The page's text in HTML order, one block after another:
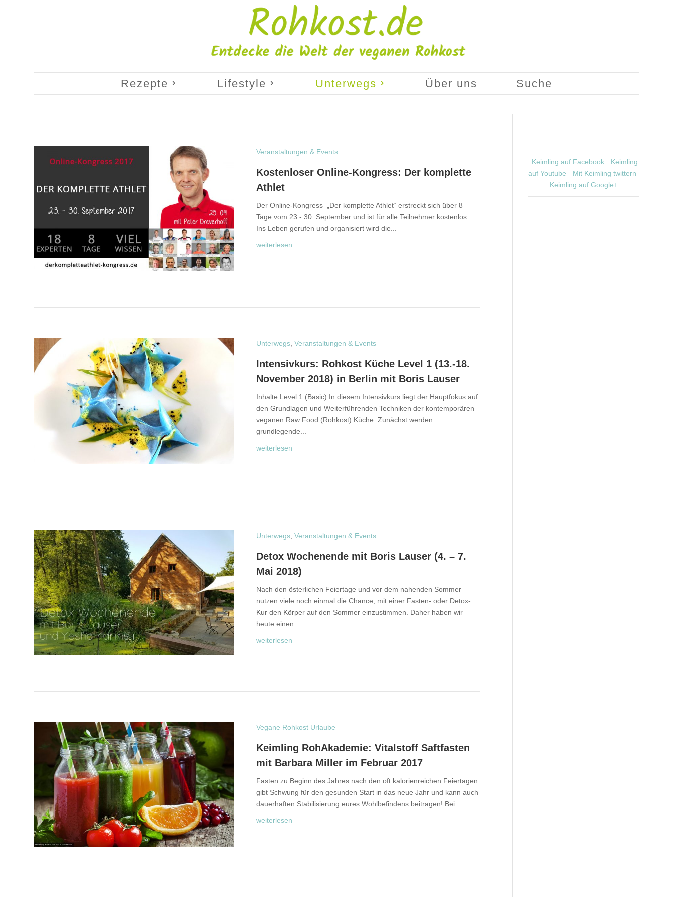
Rezepte Lifestyle Unterwegs Über uns Suche
Veranstaltungen & Events
Kostenloser Online-Kongress: Der komplette
Athlet
Der Online-Kongress „Der komplette Athlet“ erstreckt sich über 8
Tage vom 23.- 30. September und ist für alle Teilnehmer kostenlos.
Ins Leben gerufen und organisiert wird die...
weiterlesen
Unterwegs ,Veranstaltungen & Events
Intensivkurs: Rohkost Küche Level 1 (13.-18.
November 2018) in Berlin mit Boris Lauser
Inhalte Level 1 (Basic) In diesem Intensivkurs liegt der Hauptfokus auf
den Grundlagen und Weiterführenden Techniken der kontemporären
veganen Raw Food (Rohkost) Küche. Zunächst werden
grundlegende...
weiterlesen
Unterwegs ,Veranstaltungen & Events
Detox Wochenende mit Boris Lauser (4. – 7.
Mai 2018)
Nach den österlichen Feiertage und vor dem nahenden Sommer
nutzen viele noch einmal die Chance, mit einer Fasten- oder Detox-
Kur den Körper auf den Sommer einzustimmen. Daher haben wir
heute einen...
weiterlesen
Vegane Rohkost Urlaube
Keimling RohAkademie: Vitalstoff Saftfasten
mit Barbara Miller im Februar 2017
Fasten zu Beginn des Jahres nach den oft kalorienreichen Feiertagen
gibt Schwung für den gesunden Start in das neue Jahr und kann auch
dauerhaften Stabilisierung eures Wohlbefindens beitragen! Bei...
weiterlesen
Keimling auf Facebook
Keimling
auf Youtube
Mit Keimling twittern
Keimling auf Google+